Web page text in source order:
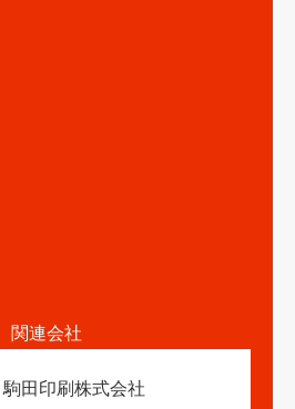
関連会社
駒田印刷株式会社